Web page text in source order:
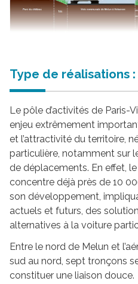
Type de réalisations :
Le pôle d’activités de Paris-
enjeu extrêmement
et l’attractivité du territoire,
particulière, notamment sur
de déplacements. En effet,
concentre déjà près de 10
son développement,
actuels et futurs, des
alternatives à la voiture
Entre le nord de Melun et
sud au nord, sept tronçons
constituer une liaison douce.